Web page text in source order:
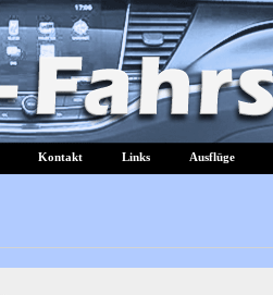
Kontakt Links Ausflüge